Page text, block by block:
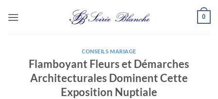
0
CONSEILS MARIAGE
Flamboyant Fleurs et Démarches
Architecturales Dominent Cette
Exposition Nuptiale